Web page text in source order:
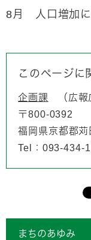
8月 人口増加に
このページに
企画課
広報
〒800-0392
福岡県京都郡
Tel：093-434-
まちのあゆみ